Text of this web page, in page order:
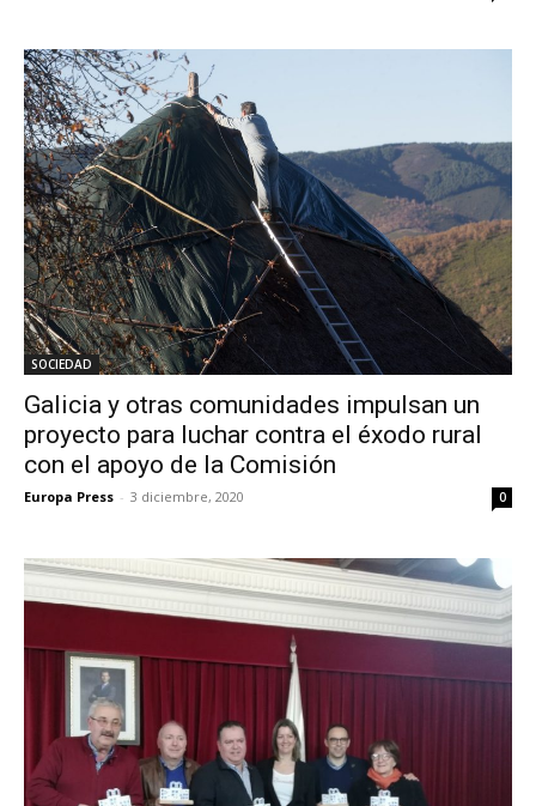
SOCIEDAD
Galicia y otras comunidades impulsan un
proyecto para luchar contra el éxodo rural
con el apoyo de la Comisión
Europa Press - 3 diciembre, 2020 0